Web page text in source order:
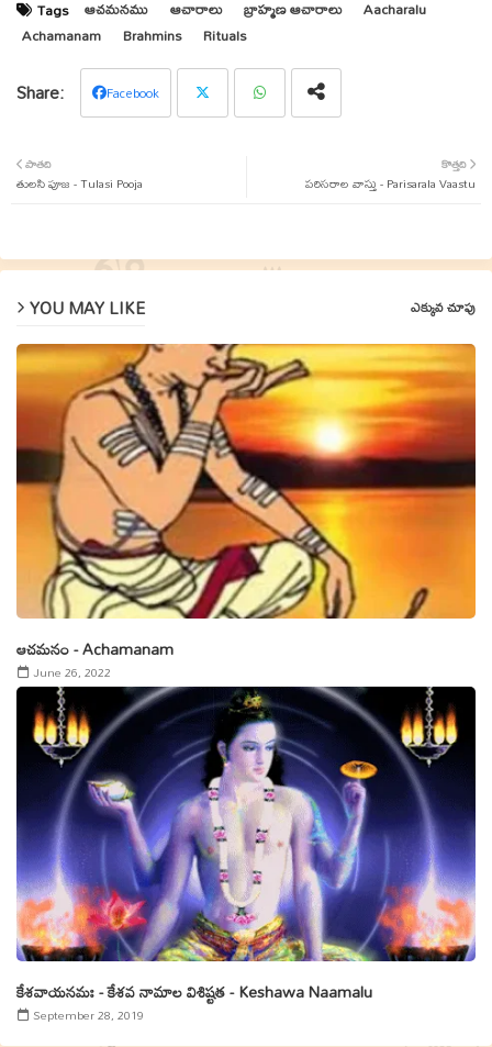
Tags ఆచమనము ఆచారాలు బ్రాహ్మణ ఆచారాలు
Aacharalu
Achamanam
Brahmins Rituals
Facebook
కొత్తది
పరిసరాల వాస్తు - Parisarala Vaastu
పాతది
తులసి పూజ - Tulasi Pooja
YOU MAY LIKE ఎక్కువ చూపు
ఆచమనం - Achamanam
June 26, 2022
కేశవాయనమః - కేశవ నామాల విశిష్టత - Keshawa Naamalu
September 28, 2019